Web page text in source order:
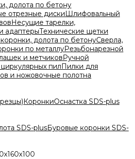
долота по бетону
отрезные дискиШлифовальный
Несущие тарелки,
адаптерыТехнические щетки
долота по бетонуСверла,
по металлуРезьбонарезной
и метчиковРучной
пилПилки для
и ножовочные полотна
КоронкиОснастка SDS-plus
SDS-plusБуровые коронки SDS-